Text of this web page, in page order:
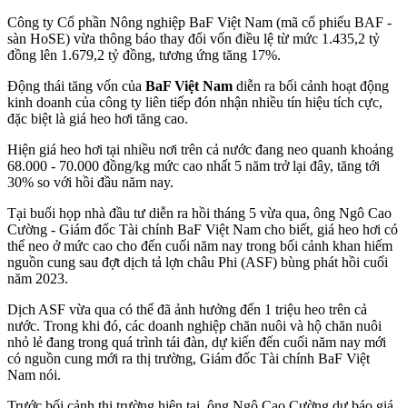
Công ty Cổ phần Nông nghiệp BaF Việt Nam (mã cổ phiếu BAF -
sàn HoSE) vừa thông báo thay đổi vốn điều lệ từ mức 1.435,2 tỷ
đồng lên 1.679,2 tỷ đồng, tương ứng tăng 17%.
Động thái tăng vốn của BaF Việt Nam diễn ra bối cảnh hoạt động
kinh doanh của công ty liên tiếp đón nhận nhiều tín hiệu tích cực,
đặc biệt là giá heo hơi tăng cao.
Hiện giá heo hơi tại nhiều nơi trên cả nước đang neo quanh khoảng
68.000 - 70.000 đồng/kg mức cao nhất 5 năm trở lại đây, tăng tới
30% so với hồi đầu năm nay.
Tại buổi họp nhà đầu tư diễn ra hồi tháng 5 vừa qua, ông Ngô Cao
Cường - Giám đốc Tài chính BaF Việt Nam cho biết, giá heo hơi có
thể neo ở mức cao cho đến cuối năm nay trong bối cảnh khan hiếm
nguồn cung sau đợt dịch tả lợn châu Phi (ASF) bùng phát hồi cuối
năm 2023.
Dịch ASF vừa qua có thể đã ảnh hưởng đến 1 triệu heo trên cả
nước. Trong khi đó, các doanh nghiệp chăn nuôi và hộ chăn nuôi
nhỏ lẻ đang trong quá trình tái đàn, dự kiến đến cuối năm nay mới
có nguồn cung mới ra thị trường, Giám đốc Tài chính BaF Việt
Nam nói.